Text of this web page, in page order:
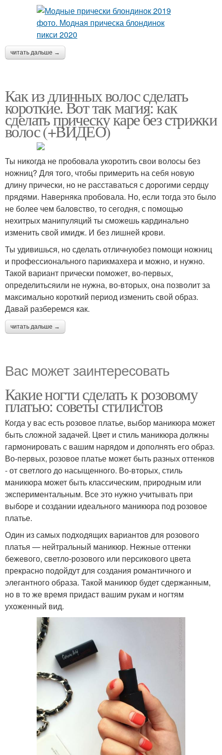
читать дальше →
Как из длинных волос сделать
короткие. Вот так магия: как
сделать прическу каре без стрижки
волос (+ВИДЕО)
Ты никогда не пробовала укоротить свои волосы без
ножниц? Для того, чтобы примерить на себя новую
длину прически, но не расставаться с дорогими сердцу
прядями. Наверняка пробовала. Но, если тогда это было
не более чем баловство, то сегодня, с помощью
нехитрых манипуляций ты сможешь кардинально
изменить свой имидж. И без лишней крови.
Ты удивишься, но сделать отличнуюбез помощи ножниц
и профессионального парикмахера и можно, и нужно.
Такой вариант прически поможет, во-первых,
определитьсяили не нужна, во-вторых, она позволит за
максимально короткий период изменить свой образ.
Давай разберемся как.
читать дальше →
Вас может заинтересовать
Какие ногти сделать к розовому
платью: советы стилистов
Когда у вас есть розовое платье, выбор маникюра может
быть сложной задачей. Цвет и стиль маникюра должны
гармонировать с вашим нарядом и дополнять его образ.
Во-первых, розовое платье может быть разных оттенков
- от светлого до насыщенного. Во-вторых, стиль
маникюра может быть классическим, природным или
экспериментальным. Все это нужно учитывать при
выборе и создании идеального маникюра под розовое
платье.
Один из самых подходящих вариантов для розового
платья — нейтральный маникюр. Нежные оттенки
бежевого, светло-розового или персикового цвета
прекрасно подойдут для создания романтичного и
элегантного образа. Такой маникюр будет сдержанным,
но в то же время придаст вашим рукам и ногтям
ухоженный вид.